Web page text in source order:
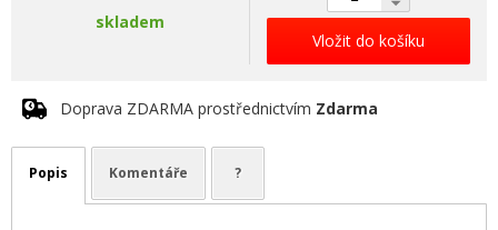
skladem
Vložit do košíku
Doprava ZDARMA prostřednictvím Zdarma
Popis Komentáře ?